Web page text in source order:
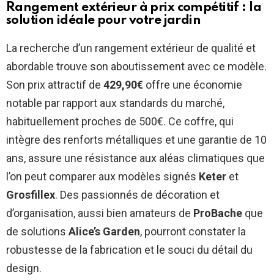
Rangement extérieur à prix compétitif : la
solution idéale pour votre jardin
La recherche d’un rangement extérieur de qualité et
abordable trouve son aboutissement avec ce modèle.
Son prix attractif de 429,90€ offre une économie
notable par rapport aux standards du marché,
habituellement proches de 500€. Ce coffre, qui
intègre des renforts métalliques et une garantie de 10
ans, assure une résistance aux aléas climatiques que
l’on peut comparer aux modèles signés Keter et
Grosfillex. Des passionnés de décoration et
d’organisation, aussi bien amateurs de ProBache que
de solutions Alice’s Garden, pourront constater la
robustesse de la fabrication et le souci du détail du
design.